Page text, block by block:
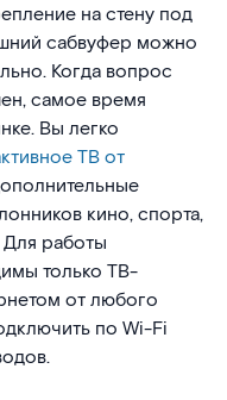
на стену под
сабвуфер можно
Когда вопрос
самое время
Вы легко
ТВ от
кино, спорта,
Для работы
только ТВ-
от любого
по Wi-Fi